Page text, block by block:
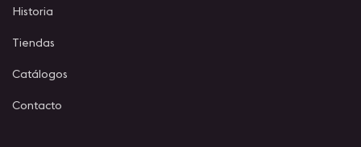
Historia
Tiendas
Catálogos
Contacto